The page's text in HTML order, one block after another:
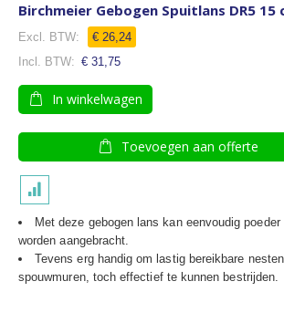
Birchmeier Gebogen Spuitlans DR5 15
€ 26,24
€ 31,75
In winkelwagen
Toevoegen aan offerte
Met deze gebogen lans kan eenvoudig
worden aangebracht.
Tevens erg handig om lastig bereikbare
spouwmuren, toch effectief te kunnen bestrijden.